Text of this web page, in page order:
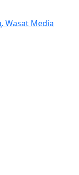
Wasat Media